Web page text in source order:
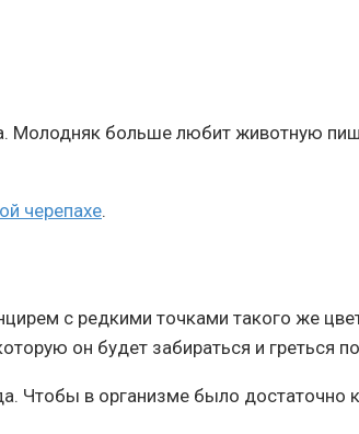
Молодняк больше любит животную
черепахе.
с редкими точками такого же
он будет забираться и греться
Чтобы в организме было достаточно